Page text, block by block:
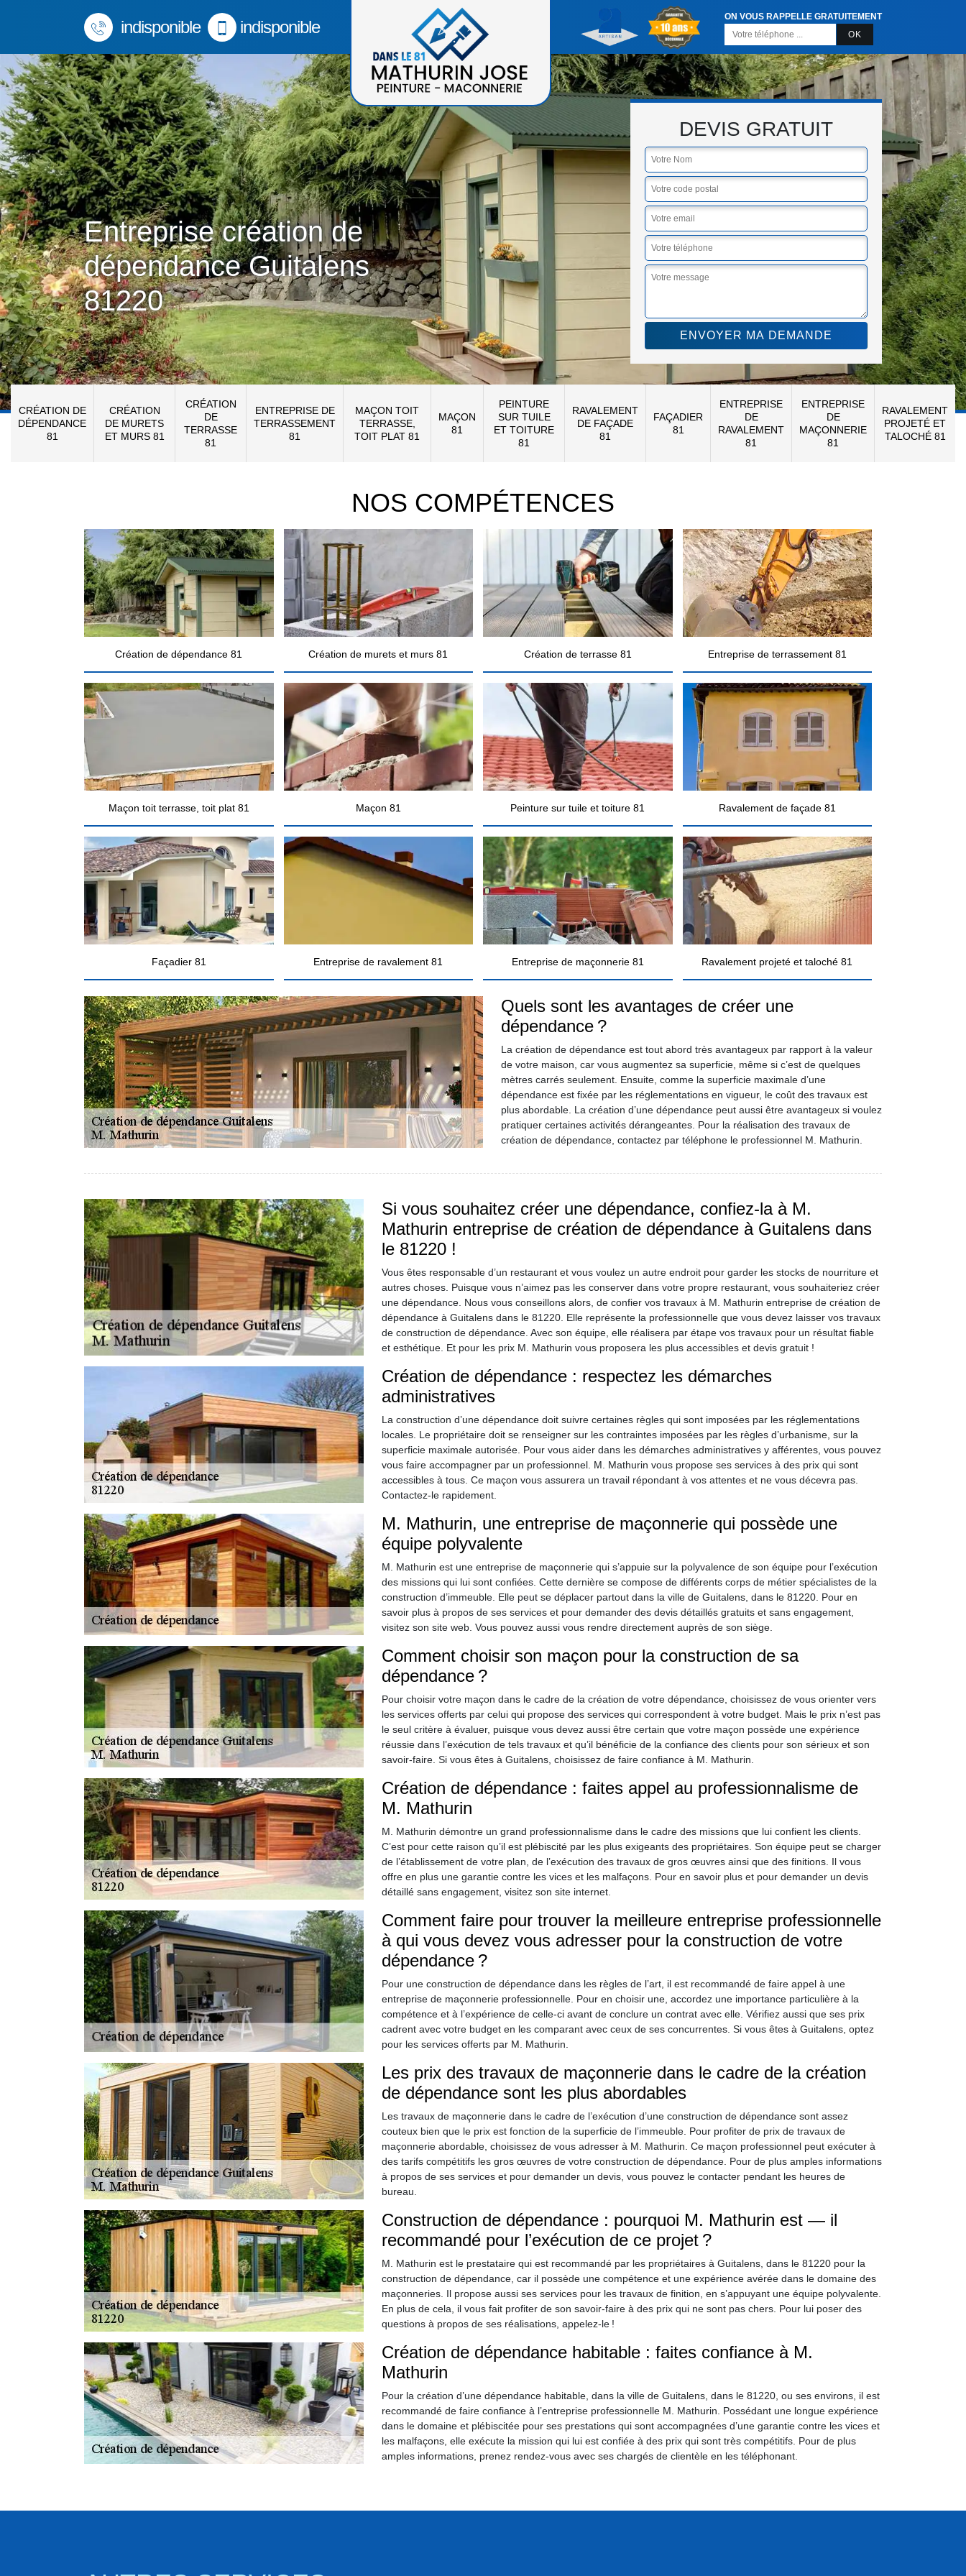
indisponible indisponible
ON VOUS RAPPELLE GRATUITEMENT
Entreprise création de
dépendance Guitalens
81220
DEVIS GRATUIT
CRÉATION DE
DÉPENDANCE
81
CRÉATION
DE MURETS
ET MURS 81
CRÉATION
DE
TERRASSE
81
ENTREPRISE DE
TERRASSEMENT
81
MAÇON TOIT
TERRASSE,
TOIT PLAT 81
MAÇON
81
PEINTURE
SUR TUILE
ET TOITURE
81
RAVALEMENT
DE FAÇADE
81
FAÇADIER
81
ENTREPRISE
DE
RAVALEMENT
81
ENTREPRISE
DE
MAÇONNERIE
81
RAVALEMENT
PROJETÉ ET
TALOCHÉ 81
NOS COMPÉTENCES
Création de dépendance 81 Création de murets et murs 81 Création de terrasse 81 Entreprise de terrassement 81
Maçon toit terrasse, toit plat 81 Maçon 81 Peinture sur tuile et toiture 81 Ravalement de façade 81
Façadier 81 Entreprise de ravalement 81 Entreprise de maçonnerie 81 Ravalement projeté et taloché 81
Quels sont les avantages de créer une
dépendance ?
La création de dépendance est tout abord très avantageux par rapport à la valeur
de votre maison, car vous augmentez sa superficie, même si c’est de quelques
mètres carrés seulement. Ensuite, comme la superficie maximale d’une
dépendance est fixée par les réglementations en vigueur, le coût des travaux est
plus abordable. La création d’une dépendance peut aussi être avantageux si voulez
pratiquer certaines activités dérangeantes. Pour la réalisation des travaux de
création de dépendance, contactez par téléphone le professionnel M. Mathurin.
Si vous souhaitez créer une dépendance, confiez-la à M.
Mathurin entreprise de création de dépendance à Guitalens dans
le 81220 !
Vous êtes responsable d’un restaurant et vous voulez un autre endroit pour garder les stocks de nourriture et
autres choses. Puisque vous n’aimez pas les conserver dans votre propre restaurant, vous souhaiteriez créer
une dépendance. Nous vous conseillons alors, de confier vos travaux à M. Mathurin entreprise de création de
dépendance à Guitalens dans le 81220. Elle représente la professionnelle que vous devez laisser vos travaux
de construction de dépendance. Avec son équipe, elle réalisera par étape vos travaux pour un résultat fiable
et esthétique. Et pour les prix M. Mathurin vous proposera les plus accessibles et devis gratuit !
Création de dépendance : respectez les démarches
administratives
La construction d’une dépendance doit suivre certaines règles qui sont imposées par les réglementations
locales. Le propriétaire doit se renseigner sur les contraintes imposées par les règles d’urbanisme, sur la
superficie maximale autorisée. Pour vous aider dans les démarches administratives y afférentes, vous pouvez
vous faire accompagner par un professionnel. M. Mathurin vous propose ses services à des prix qui sont
accessibles à tous. Ce maçon vous assurera un travail répondant à vos attentes et ne vous décevra pas.
Contactez-le rapidement.
M. Mathurin, une entreprise de maçonnerie qui possède une
équipe polyvalente
M. Mathurin est une entreprise de maçonnerie qui s’appuie sur la polyvalence de son équipe pour l’exécution
des missions qui lui sont confiées. Cette dernière se compose de différents corps de métier spécialistes de la
construction d’immeuble. Elle peut se déplacer partout dans la ville de Guitalens, dans le 81220. Pour en
savoir plus à propos de ses services et pour demander des devis détaillés gratuits et sans engagement,
visitez son site web. Vous pouvez aussi vous rendre directement auprès de son siège.
Comment choisir son maçon pour la construction de sa
dépendance ?
Pour choisir votre maçon dans le cadre de la création de votre dépendance, choisissez de vous orienter vers
les services offerts par celui qui propose des services qui correspondent à votre budget. Mais le prix n’est pas
le seul critère à évaluer, puisque vous devez aussi être certain que votre maçon possède une expérience
réussie dans l’exécution de tels travaux et qu’il bénéficie de la confiance des clients pour son sérieux et son
savoir-faire. Si vous êtes à Guitalens, choisissez de faire confiance à M. Mathurin.
Création de dépendance : faites appel au professionnalisme de
M. Mathurin
M. Mathurin démontre un grand professionnalisme dans le cadre des missions que lui confient les clients.
C’est pour cette raison qu’il est plébiscité par les plus exigeants des propriétaires. Son équipe peut se charger
de l’établissement de votre plan, de l’exécution des travaux de gros œuvres ainsi que des finitions. Il vous
offre en plus une garantie contre les vices et les malfaçons. Pour en savoir plus et pour demander un devis
détaillé sans engagement, visitez son site internet.
Comment faire pour trouver la meilleure entreprise professionnelle
à qui vous devez vous adresser pour la construction de votre
dépendance ?
Pour une construction de dépendance dans les règles de l’art, il est recommandé de faire appel à une
entreprise de maçonnerie professionnelle. Pour en choisir une, accordez une importance particulière à la
compétence et à l’expérience de celle-ci avant de conclure un contrat avec elle. Vérifiez aussi que ses prix
cadrent avec votre budget en les comparant avec ceux de ses concurrentes. Si vous êtes à Guitalens, optez
pour les services offerts par M. Mathurin.
Les prix des travaux de maçonnerie dans le cadre de la création
de dépendance sont les plus abordables
Les travaux de maçonnerie dans le cadre de l’exécution d’une construction de dépendance sont assez
couteux bien que le prix est fonction de la superficie de l’immeuble. Pour profiter de prix de travaux de
maçonnerie abordable, choisissez de vous adresser à M. Mathurin. Ce maçon professionnel peut exécuter à
des tarifs compétitifs les gros œuvres de votre construction de dépendance. Pour de plus amples informations
à propos de ses services et pour demander un devis, vous pouvez le contacter pendant les heures de
bureau.
Construction de dépendance : pourquoi M. Mathurin est — il
recommandé pour l’exécution de ce projet ?
M. Mathurin est le prestataire qui est recommandé par les propriétaires à Guitalens, dans le 81220 pour la
construction de dépendance, car il possède une compétence et une expérience avérée dans le domaine des
maçonneries. Il propose aussi ses services pour les travaux de finition, en s’appuyant une équipe polyvalente.
En plus de cela, il vous fait profiter de son savoir-faire à des prix qui ne sont pas chers. Pour lui poser des
questions à propos de ses réalisations, appelez-le !
Création de dépendance habitable : faites confiance à M.
Mathurin
Pour la création d’une dépendance habitable, dans la ville de Guitalens, dans le 81220, ou ses environs, il est
recommandé de faire confiance à l’entreprise professionnelle M. Mathurin. Possédant une longue expérience
dans le domaine et plébiscitée pour ses prestations qui sont accompagnées d’une garantie contre les vices et
les malfaçons, elle exécute la mission qui lui est confiée à des prix qui sont très compétitifs. Pour de plus
amples informations, prenez rendez-vous avec ses chargés de clientèle en les téléphonant.